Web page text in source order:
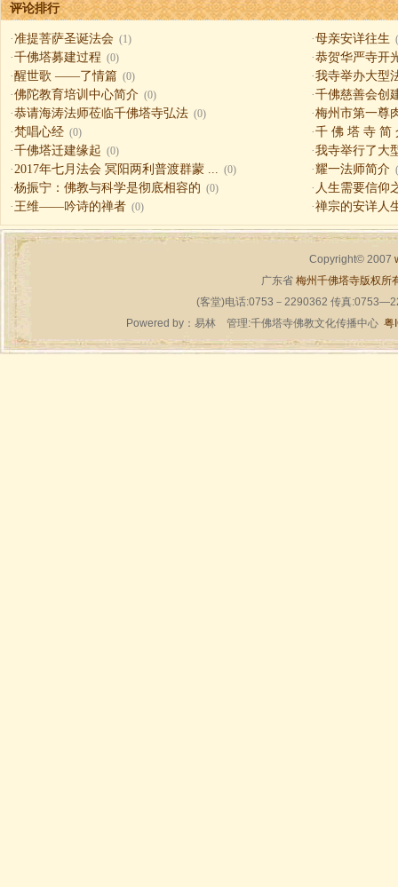
评论排行
·准提菩萨圣诞法会 (1) ·母亲安详往生
·千佛塔募建过程 (0) ·恭贺华严寺开
·醒世歌 ——了情篇 (0) ·我寺举办大型
·佛陀教育培训中心简介 (0) ·千佛慈善会创
·恭请海涛法师莅临千佛塔寺弘法 (0) ·梅州市第一尊
·梵唱心经 (0) ·千 佛 塔 寺 简
·千佛塔迁建缘起 (0) ·我寺举行了大
·2017年七月法会 冥阳两利普渡群蒙 ... (0) ·耀一法师简介
·杨振宁：佛教与科学是彻底相容的 (0) · 人生需要信仰
·王维——吟诗的禅者 (0) ·禅宗的安详人
Copyright© 2007
广东省 梅州千佛塔寺版权所
(客堂)电话:0753－2290362 传真
Powered by： 易林管理:千佛塔寺佛教文化传播中心 粤